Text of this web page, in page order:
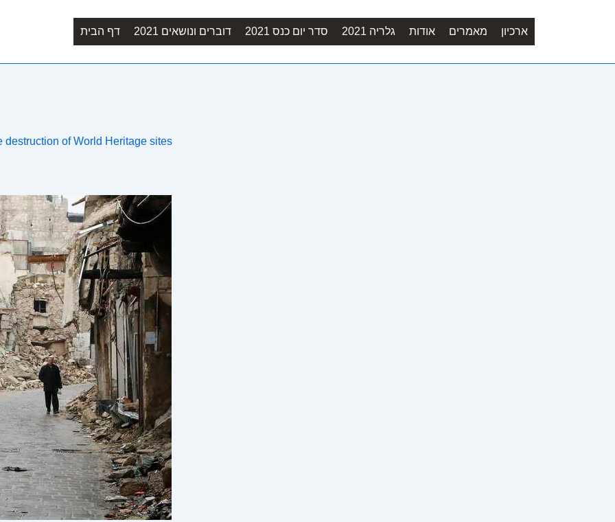
Main
Navigation
דף הבית דוברים ונושאים 2021 סדר יום כנס 2021 גלריה 2021 אודות מאמרים ארכיון
destruction of World Heritage sites